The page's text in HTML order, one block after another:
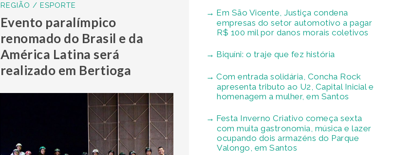
REGIÃO / ESPORTE
Evento paralímpico
renomado do Brasil e da
América Latina será
realizado em Bertioga
Em São Vicente, Justiça condena
empresas do setor automotivo a pagar
R$ 100 mil por danos morais coletivos
Biquíni: o traje que fez história
Com entrada solidária, Concha Rock
apresenta tributo ao U2, Capital Inicial e
homenagem a mulher, em Santos
Festa Inverno Criativo começa sexta
com muita gastronomia, música e lazer
ocupando dois armazéns do Parque
Valongo, em Santos